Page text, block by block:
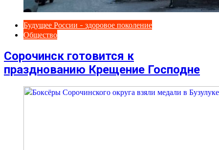
Будущее России - здоровое поколение
Общество
Сорочинск готовится к
празднованию Крещение Господне